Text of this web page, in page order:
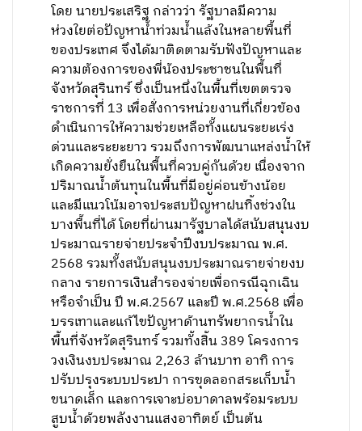
โดย นายประเสริฐ กล่าวว่า รัฐบาลมีความ
ห่วงใยต่อปัญหาน้ำท่วมน้ำแล้งในหลายพื้นที่
ของประเทศ จึงได้มาติดตามรับฟังปัญหาและ
ความต้องการของพี่น้องประชาชนในพื้นที่
จังหวัดสุรินทร์ ซึ่งเป็นหนึ่งในพื้นที่เขตตรวจ
ราชการที่ 13 เพื่อสั่งการหน่วยงานที่เกี่ยวข้อง
ดำเนินการให้ความช่วยเหลือทั้งแผนระยะเร่ง
ด่วนและระยะยาว รวมถึงการพัฒนาแหล่งน้ำให้
เกิดความยั่งยืนในพื้นที่ควบคู่กันด้วย เนื่องจาก
ปริมาณน้ำต้นทุนในพื้นที่มีอยู่ค่อนข้างน้อย
และมีแนวโน้มอาจประสบปัญหาฝนทิ้งช่วงใน
บางพื้นที่ได้ โดยที่ผ่านมารัฐบาลได้สนับสนุนงบ
ประมาณรายจ่ายประจำปีงบประมาณ พ.ศ.
2568 รวมทั้งสนับสนุนงบประมาณรายจ่ายงบ
กลาง รายการเงินสำรองจ่ายเพื่อกรณีฉุกเฉิน
หรือจำเป็น ปี พ.ศ.2567 และปี พ.ศ.2568 เพื่อ
บรรเทาและแก้ไขปัญหาด้านทรัพยากรน้ำใน
พื้นที่จังหวัดสุรินทร์ รวมทั้งสิ้น 389 โครงการ
วงเงินงบประมาณ 2,263 ล้านบาท อาทิ การ
ปรับปรุงระบบประปา การขุดลอกสระเก็บน้ำ
ขนาดเล็ก และการเจาะบ่อบาดาลพร้อมระบบ
สูบน้ำด้วยพลังงานแสงอาทิตย์ เป็นต้น